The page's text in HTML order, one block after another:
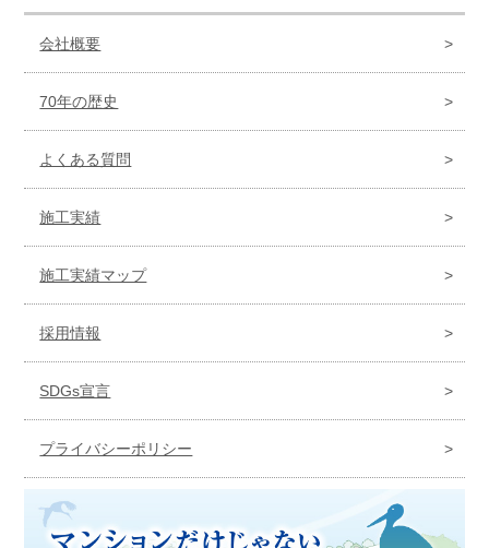
会社概要
70年の歴史
よくある質問
施工実績
施工実績マップ
採用情報
SDGs宣言
プライバシーポリシー